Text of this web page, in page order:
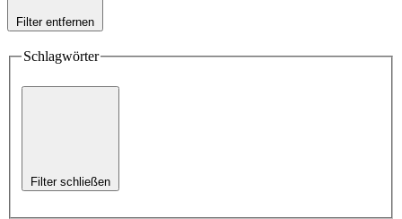
Filter entfernen
Schlagwörter
Filter schließen